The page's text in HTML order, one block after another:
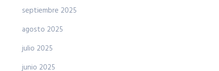
septiembre 2025
agosto 2025
julio 2025
junio 2025